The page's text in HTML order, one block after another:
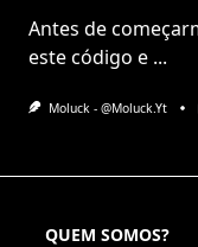
Antes de
este código e ...
Moluck - @moluck.yt
QUEM SOMOS?